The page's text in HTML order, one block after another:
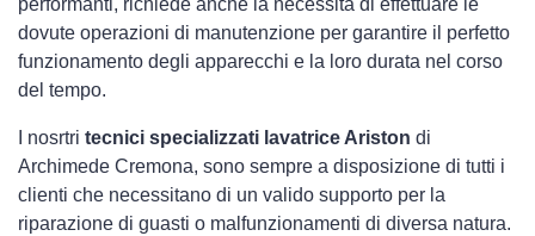
performanti, richiede anche la necessità di effettuare le
dovute operazioni di manutenzione per garantire il perfetto
funzionamento degli apparecchi e la loro durata nel corso
del tempo.
I nosrtri tecnici specializzati lavatrice Ariston di
Archimede Cremona, sono sempre a disposizione di tutti i
clienti che necessitano di un valido supporto per la
riparazione di guasti o malfunzionamenti di diversa natura.